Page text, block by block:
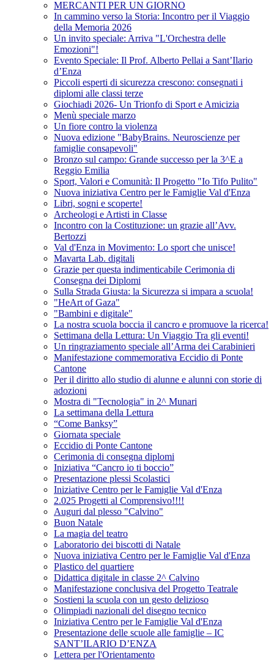
MERCANTI PER UN GIORNO
In cammino verso la Storia: Incontro per il Viaggio
della Memoria 2026
Un invito speciale: Arriva "L'Orchestra delle
Emozioni"!
Evento Speciale: Il Prof. Alberto Pellai a Sant’Ilario
d’Enza
Piccoli esperti di sicurezza crescono: consegnati i
diplomi alle classi terze
Giochiadi 2026- Un Trionfo di Sport e Amicizia
Menù speciale marzo
Un fiore contro la violenza
Nuova edizione "BabyBrains. Neuroscienze per
famiglie consapevoli"
Bronzo sul campo: Grande successo per la 3^E a
Reggio Emilia
Sport, Valori e Comunità: Il Progetto "Io Tifo Pulito"
Nuova iniziativa Centro per le Famiglie Val d'Enza
Libri, sogni e scoperte!
Archeologi e Artisti in Classe
Incontro con la Costituzione: un grazie all’Avv.
Bertozzi
Val d'Enza in Movimento: Lo sport che unisce!
Mavarta Lab. digitali
Grazie per questa indimenticabile Cerimonia di
Consegna dei Diplomi
Sulla Strada Giusta: la Sicurezza si impara a scuola!
"HeArt of Gaza"
"Bambini e digitale"
La nostra scuola boccia il cancro e promuove la ricerca!
Settimana della Lettura: Un Viaggio Tra gli eventi!
Un ringraziamento speciale all’Arma dei Carabinieri
Manifestazione commemorativa Eccidio di Ponte
Cantone
Per il diritto allo studio di alunne e alunni con storie di
adozioni
Mostra di "Tecnologia" in 2^ Munari
La settimana della Lettura
“Come Banksy”
Giornata speciale
Eccidio di Ponte Cantone
Cerimonia di consegna diplomi
Iniziativa “Cancro io ti boccio”
Presentazione plessi Scolastici
Iniziative Centro per le Famiglie Val d'Enza
2.025 Progetti al Comprensivo!!!!
Auguri dal plesso "Calvino"
Buon Natale
La magia del teatro
Laboratorio dei biscotti di Natale
Nuova iniziativa Centro per le Famiglie Val d'Enza
Plastico del quartiere
Didattica digitale in classe 2^ Calvino
Manifestazione conclusiva del Progetto Teatrale
Sostieni la scuola con un gesto delizioso
Olimpiadi nazionali del disegno tecnico
Iniziativa Centro per le Famiglie Val d'Enza
Presentazione delle scuole alle famiglie – IC
SANT’ILARIO D’ENZA
Lettera per l'Orientamento